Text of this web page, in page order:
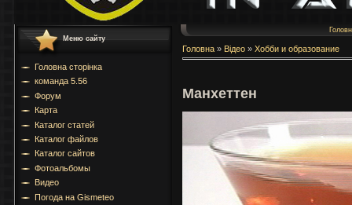
Меню сайту
Головна сторінка
команда 5.56
Форум
Карта
Каталог статей
Каталог файлов
Каталог сайтов
Фотоальбомы
Видео
Погода на Gismeteo
Головна » Відео » Хобби и образование
Манхеттен